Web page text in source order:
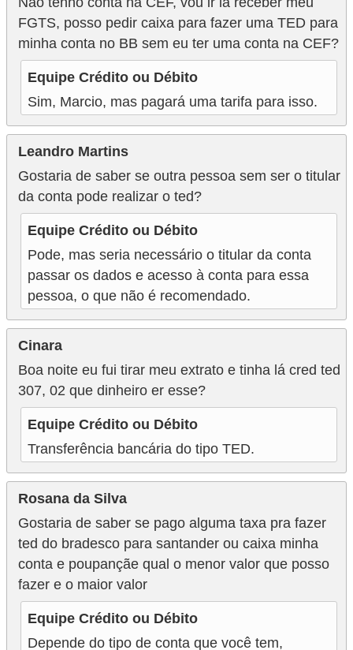
FGTS, posso pedir caixa para fazer uma TED para
minha conta no BB sem eu ter uma conta na CEF?
Equipe Crédito ou Débito
Sim, Marcio, mas pagará uma tarifa para isso.
Leandro Martins
Gostaria de saber se outra pessoa sem ser o titular
da conta pode realizar o ted?
Equipe Crédito ou Débito
Pode, mas seria necessário o titular da conta
passar os dados e acesso à conta para essa
pessoa, o que não é recomendado.
Cinara
Boa noite eu fui tirar meu extrato e tinha lá cred ted
307, 02 que dinheiro er esse?
Equipe Crédito ou Débito
Transferência bancária do tipo TED.
Rosana da Silva
Gostaria de saber se pago alguma taxa pra fazer
ted do bradesco para santander ou caixa minha
conta e poupançãe qual o menor valor que posso
fazer e o maior valor
Equipe Crédito ou Débito
Depende do tipo de conta que você tem,
c
o
m
p
e
n
s
a